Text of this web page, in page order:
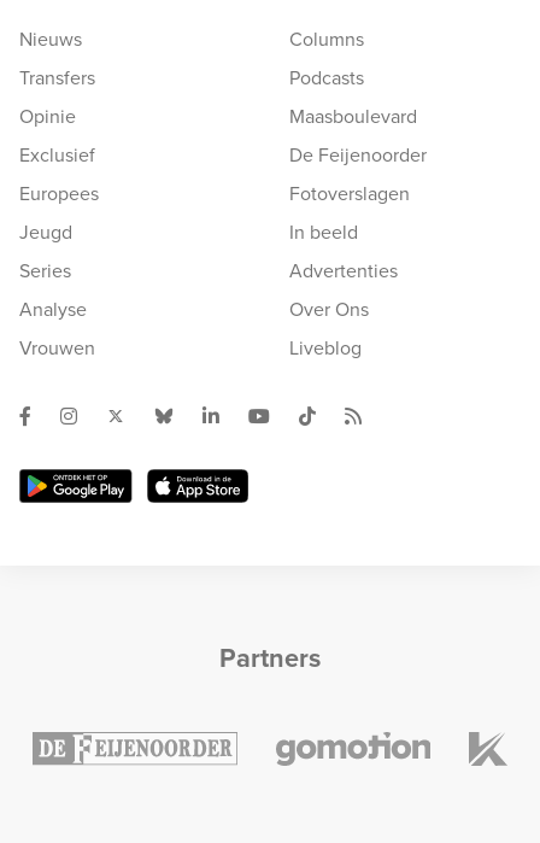
Nieuws
Transfers
Opinie
Exclusief
Europees
Jeugd
Series
Analyse
Vrouwen
Columns
Podcasts
Maasboulevard
De Feijenoorder
Fotoverslagen
In beeld
Advertenties
Over Ons
Liveblog
Partners